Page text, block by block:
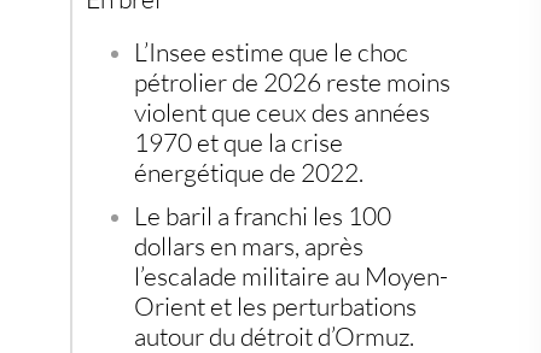
L’épargne cherche des refuges tangibles
Une alerte moins historique, mais très concrète
L’Insee estime que le choc
pétrolier de 2026 reste moins
violent que ceux des années
1970 et que la crise
énergétique de 2022.
Le baril a franchi les 100
dollars en mars, après
l’escalade militaire au Moyen-
Orient et les perturbations
autour du détroit d’Ormuz.